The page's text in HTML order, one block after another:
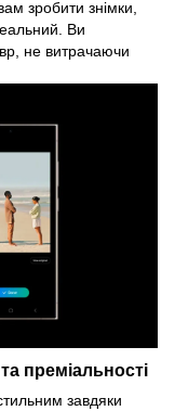
зробити знімки,
Ви
не витрачаючи
преміальності
завдяки